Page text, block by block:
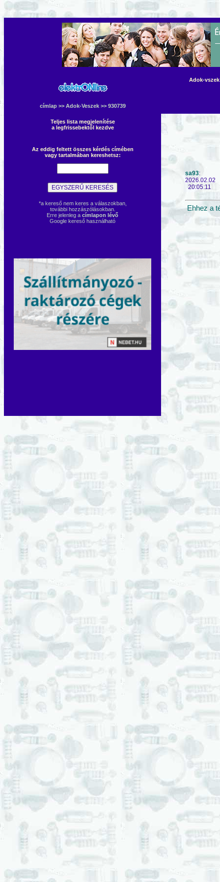
címlap>> Adok-Veszek>> 930739
Adok-
Teljes lista megjelenítése
a legfrissebektől kezdve
Az eddig feltett összes kérdés címében
vagy tartalmában kereshetsz:
*a kereső nem keres a válaszokban,
további hozzászólásokban.
Erre jelenleg a címlapon lévő
Google kereső használható
sa93:
2026.02.02
20:05:11
Ehhez a